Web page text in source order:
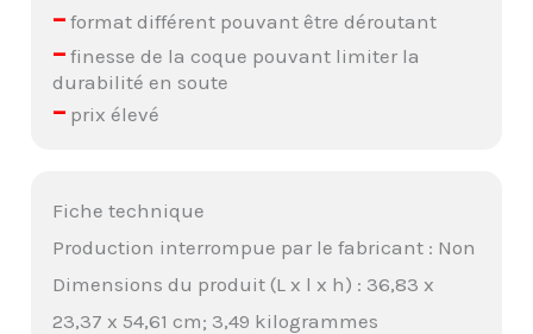
– format différent pouvant être déroutant
– finesse de la coque pouvant limiter la
durabilité en soute
– prix élevé
Fiche technique
Production interrompue par le fabricant : Non
Dimensions du produit (L x l x h) : 36,83 x
23,37 x 54,61 cm; 3,49 kilogrammes